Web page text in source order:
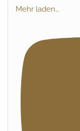
Mehr laden…